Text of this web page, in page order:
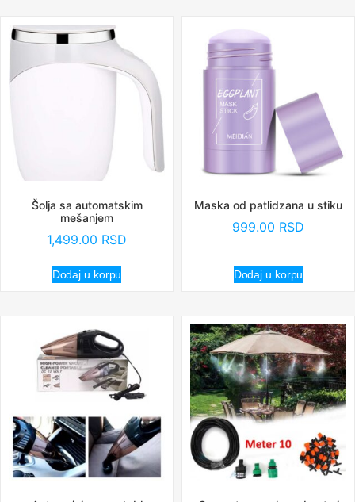
Šolja sa automatskim
mešanjem
1,499.00 RSD
Dodaj u korpu
Maska od patlidzana u stiku
999.00 RSD
Dodaj u korpu